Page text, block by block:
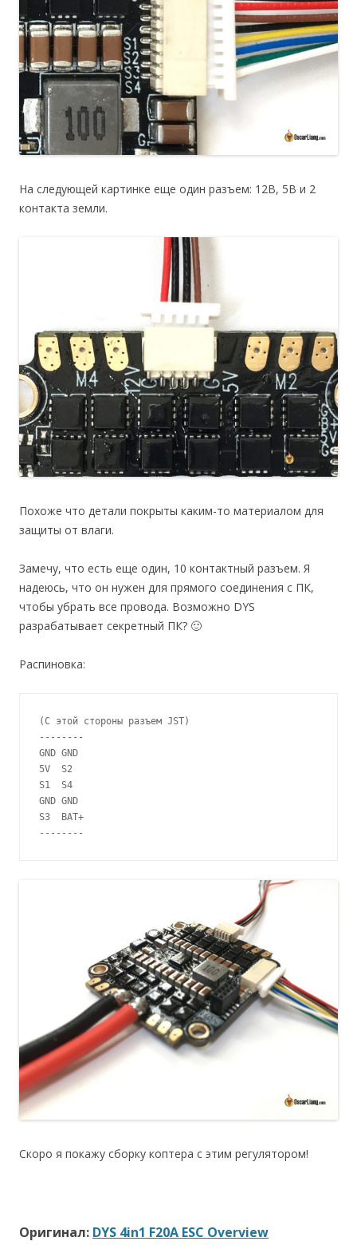
На следующей картинке еще один разъем: 12В, 5В и 2
контакта земли.
Похоже что детали покрыты каким-то материалом для
защиты от влаги.
Замечу, что есть еще один, 10 контактный разъем. Я
надеюсь, что он нужен для прямого соединения с ПК,
чтобы убрать все провода. Возможно DYS
разрабатывает секретный ПК? 🙂
Распиновка:
(С этой стороны разъем JST)
--------
GND GND
5V  S2
S1  S4
GND GND
S3  BAT+
--------
Скоро я покажу сборку коптера с этим регулятором!
Оригинал: DYS 4in1 F20A ESC Overview